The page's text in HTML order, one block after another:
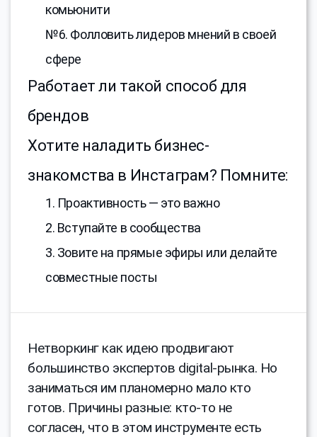
комьюнити
№6. Фолловить лидеров мнений в своей
сфере
Работает ли такой способ для
брендов
Хотите наладить бизнес-
знакомства в Инстаграм? Помните:
1. Проактивность — это важно
2. Вступайте в сообщества
3. Зовите на прямые эфиры или делайте
совместные посты
Нетворкинг как идею продвигают
большинство экспертов digital-рынка. Но
заниматься им планомерно мало кто
готов. Причины разные: кто-то не
согласен, что в этом инструменте есть